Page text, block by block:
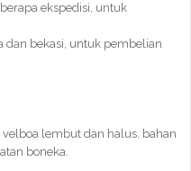
ekspedisi, untuk
dan bekasi, untuk pembelian
lembut dan halus. bahan
boneka.